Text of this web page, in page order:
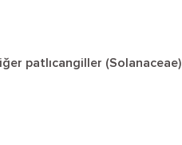
patlıcangiller (Solanaceae)